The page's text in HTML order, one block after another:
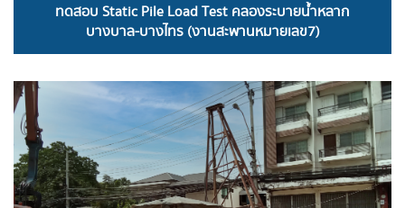
ทดสอบ Static Pile Load Test คลองระบายน้ำหลาก
บางบาล-บางไทร (งานสะพานหมายเลข7)
READ MORE